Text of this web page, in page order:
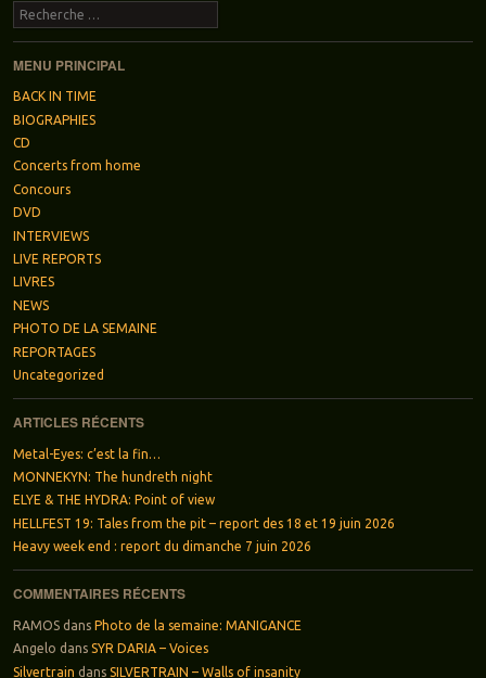
Recherche
MENU PRINCIPAL
BACK IN TIME
BIOGRAPHIES
CD
Concerts from home
Concours
DVD
INTERVIEWS
LIVE REPORTS
LIVRES
NEWS
PHOTO DE LA SEMAINE
REPORTAGES
Uncategorized
ARTICLES RÉCENTS
Metal-Eyes: c’est la fin…
MONNEKYN: The hundreth night
ELYE & THE HYDRA: Point of view
HELLFEST 19: Tales from the pit – report des 18 et 19 juin 2026
Heavy week end : report du dimanche 7 juin 2026
COMMENTAIRES RÉCENTS
RAMOSdans Photo de la semaine: MANIGANCE
Angelo dans SYR DARIA – Voices
Silvertrain dans SILVERTRAIN – Walls of insanity